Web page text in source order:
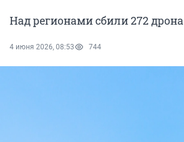
Над регионами сбили 272 дрона
4 июня 2026, 08:53 744